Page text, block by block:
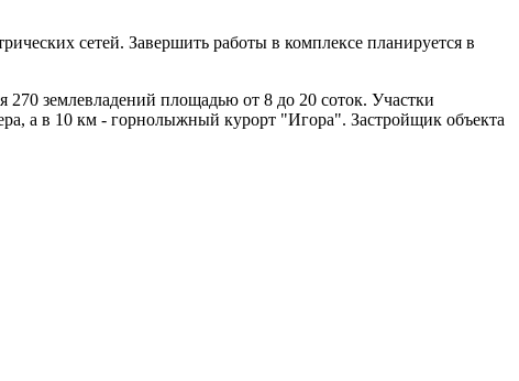
сетей. Завершить работы в комплексе планируется в
270 землевладений площадью от 8 до 20 соток. Участки
а в 10 км - горнолыжный курорт "Игора". Застройщик объекта